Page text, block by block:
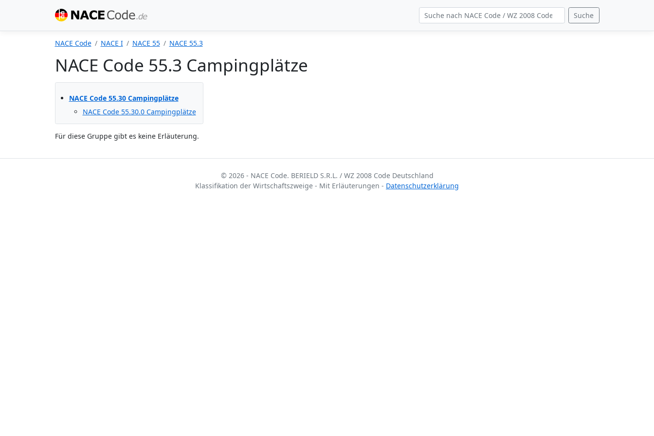
Suche
NACE Code NACE I NACE 55 NACE 55.3
NACE Code 55.3 Campingplätze
NACE Code 55.30 Campingplätze
NACE Code 55.30.0 Campingplätze
Für diese Gruppe gibt es keine Erläuterung.
© 2026 - NACE Code. BERIELD S.R.L. / WZ 2008 Code Deutschland
Klassifikation der Wirtschaftszweige - Mit Erläuterungen - Datenschutzerklärung